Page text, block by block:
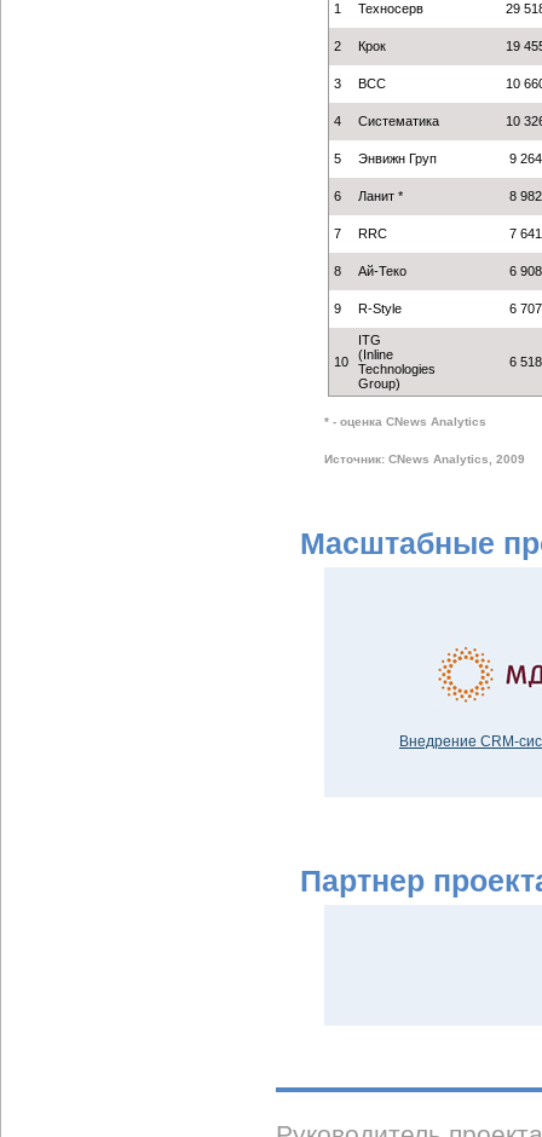
1 Техносерв 29
2 Крок 19
3 BCC 10
4 Систематика 10
5 Энвижн Груп 9
6 Ланит * 8
7 RRC 7
8 Ай-Теко 6
9 R-Style 6
10
ITG
(Inline
Technologies
Group)
6
* - оценка CNews Analytics
Источник: CNews Analytics, 2009
Масштабные
Внедрение CRM-
Партнер